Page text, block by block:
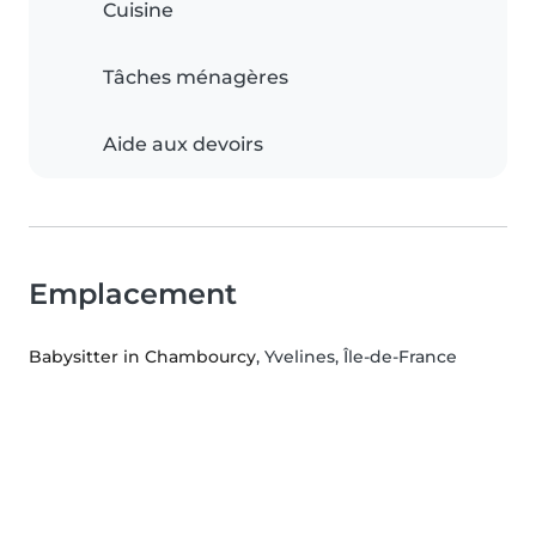
Cuisine
Tâches ménagères
Aide aux devoirs
Emplacement
Babysitter in Chambourcy, Yvelines, Île-de-France